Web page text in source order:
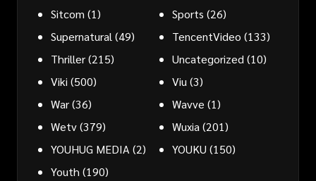
Sitcom (1) Sports (26)
Supernatural(49) TencentVideo (133)
Thriller(215) Uncategorized(10)
Viki (500) Viu(3)
War(36) Wavve (1)
Wetv(379) Wuxia(201)
YOUHUG MEDIA(2) YOUKU (150)
Youth (190)